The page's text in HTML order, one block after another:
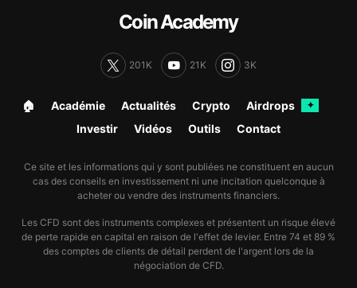
Coin Academy
201K 21K 3K
🏠︎ Académie Actualités Crypto Airdrops ✦
Investir Vidéos Outils Contact
Ce site et les informations qui y sont publiées ne constituent en aucun
cas des conseils en investissement ni une incitation quelconque à
acheter ou vendre des instruments financiers.
Les CFD sont des instruments complexes et présentent un risque élevé
de perte rapide en capital en raison de l'effet de levier. Entre 74 et 89 %
des comptes de clients de détail perdent de l'argent lors de la
négociation de CFD.